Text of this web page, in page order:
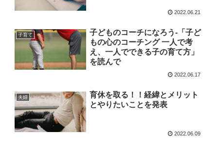
2022.06.21
子育て
子どものコーチになろう-「子ど
もの心のコーチング 一人で考
え、一人でできる子の育て方」
を読んで
2022.06.17
夫婦
育休を取る！！経緯とメリット
とやりたいことを発表
2022.06.09